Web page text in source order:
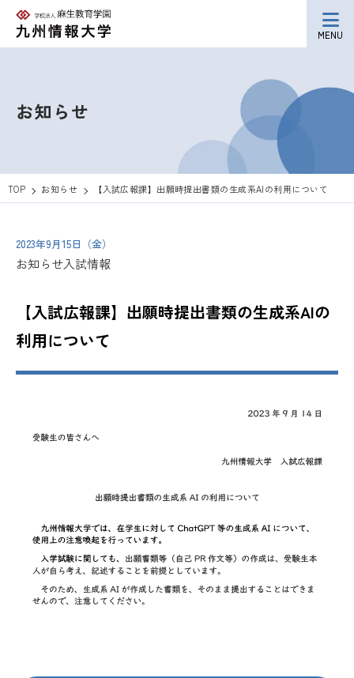
MENU
お知らせ
TOP お知らせ 【入試広報課】出願時提出書類の生成系AIの利用について
2023年9月15日（金）
お知らせ入試情報
【入試広報課】出願時提出書類の生成系AIの
利用について